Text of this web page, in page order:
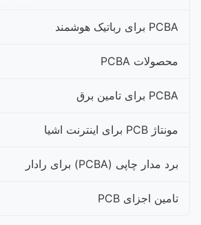
PCBA برای رباتیک هوشمند
محصولات PCBA
PCBA برای تامین برق
مونتاژ PCB برای اینترنت اشیا
برد مدار چاپی (PCBA) برای رادار
تامین اجزای PCB